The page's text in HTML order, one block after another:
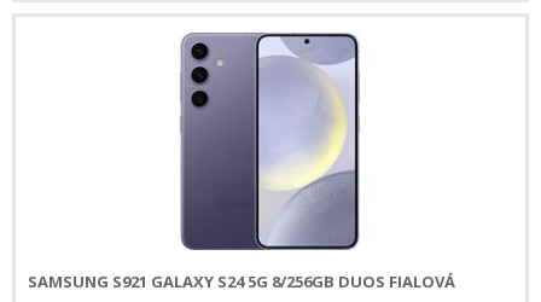
SAMSUNG S921 GALAXY S24 5G 8/256GB DUOS FIALOVÁ